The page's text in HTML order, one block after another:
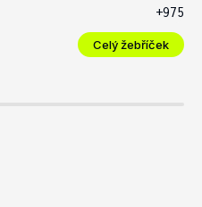
+975
Celý žebříček